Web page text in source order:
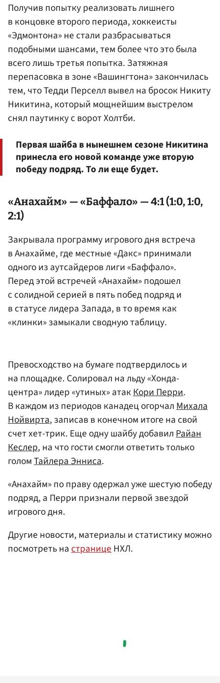
Получив попытку реализовать лишнего
в концовке второго периода, хоккеисты
«Эдмонтона» не стали разбрасываться
подобными шансами, тем более что это была
всего лишь третья попытка. Затяжная
перепасовка в зоне «Вашингтона» закончилась
тем, что Тедди Перселл вывел на бросок Никиту
Никитина, который мощнейшим выстрелом
снял паутинку с ворот Холтби.
Первая шайба в нынешнем сезоне Никитина
принесла его новой команде уже вторую
победу подряд. То ли еще будет.
«Анахайм» — «Баффало» — 4:1 (1:0, 1:0,
2:1)
Закрывала программу игрового дня встреча
в Анахайме, где местные «Дакс» принимали
одного из аутсайдеров лиги «Баффало».
Перед этой встречей «Анахайм» подошел
с солидной серией в пять побед подряд и
в статусе лидера Запада, в то время как
«клинки» замыкали сводную таблицу.
Превосходство на бумаге подтвердилось и
на площадке. Солировал на льду «Хонда-
центра» лидер «утиных» атак Кори Перри.
В каждом из периодов канадец огорчал Михала
Нойвирта, записав в конечном итоге на свой
счет хет-трик. Еще одну шайбу добавил Райан
Кеслер, на что гости смогли ответить только
голомТайлера Энниса.
«Анахайм» по праву одержал уже шестую победу
подряд, а Перри признали первой звездой
игрового дня.
Другие новости, материалы и статистику можно
посмотреть настраницеНХЛ.